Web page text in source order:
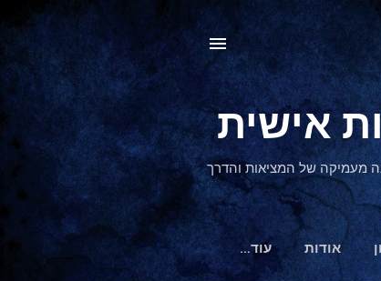
מעמיקה של המציאות והדרך
אודות ‏עוד…